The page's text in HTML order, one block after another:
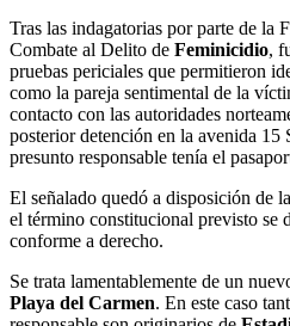
Tras las indagatorias por parte de la
Combate al Delito de Feminicidio,
pruebas periciales que permitieron
como la pareja sentimental de la
contacto con las autoridades
posterior detención en la avenida 15
presunto responsable tenía el
El señalado quedó a disposición de
el término constitucional previsto se
conforme a derecho.
Se trata lamentablemente de un
Playa del Carmen. En este caso